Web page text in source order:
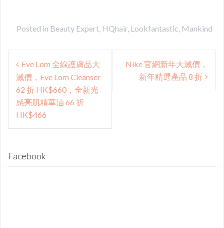
Posted in Beauty Expert HQhair, Lookfantastic Mankind
Post
navigation
Eve Lom 全線護膚品大
減價，Eve Lom Cleanser
62 折 HK$660，全新光
感亮肌精華油 66 折
HK$466
Nike 官網新年大減價，
新年精選產品 8 折
Facebook